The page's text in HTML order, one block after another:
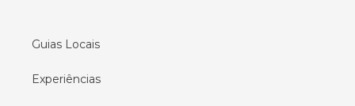
Guias Locais
Experiências